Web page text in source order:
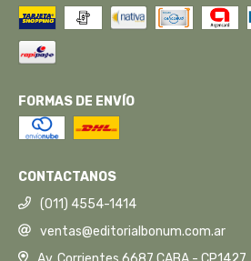
FORMAS DE ENVÍO
CONTACTANOS
(011) 4554-1414
ventas@editorialbonum.com.ar